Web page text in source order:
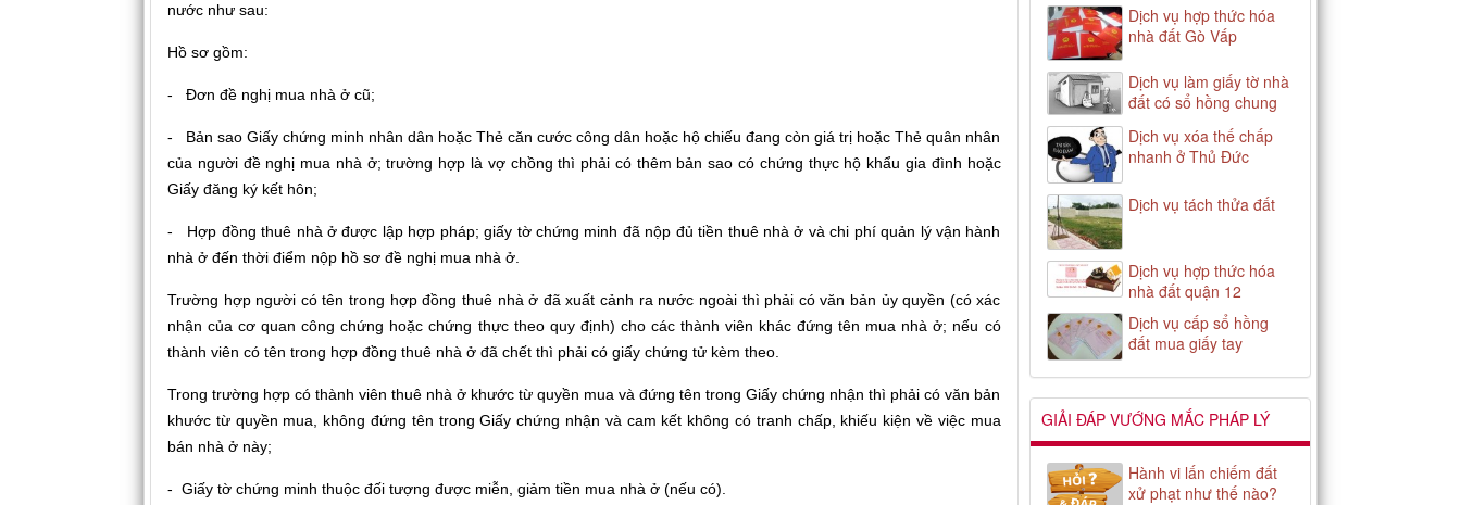
nước như sau:
Hồ sơ gồm:
- Đơn đề nghị mua nhà ở cũ;
- Bản sao Giấy chứng minh nhân dân hoặc Thẻ căn cước công dân hoặc hộ chiếu đang còn giá trị hoặc Thẻ quân nhân
của người đề nghị mua nhà ở; trường hợp là vợ chồng thì phải có thêm bản sao có chứng thực hộ khẩu gia đình hoặc
Giấy đăng ký kết hôn;
- Hợp đồng thuê nhà ở được lập hợp pháp; giấy tờ chứng minh đã nộp đủ tiền thuê nhà ở và chi phí quản lý vận hành
nhà ở đến thời điểm nộp hồ sơ đề nghị mua nhà ở.
Trường hợp người có tên trong hợp đồng thuê nhà ở đã xuất cảnh ra nước ngoài thì phải có văn bản ủy quyền (có xác
nhận của cơ quan công chứng hoặc chứng thực theo quy định) cho các thành viên khác đứng tên mua nhà ở; nếu có
thành viên có tên trong hợp đồng thuê nhà ở đã chết thì phải có giấy chứng tử kèm theo.
Trong trường hợp có thành viên thuê nhà ở khước từ quyền mua và đứng tên trong Giấy chứng nhận thì phải có văn bản
khước từ quyền mua, không đứng tên trong Giấy chứng nhận và cam kết không có tranh chấp, khiếu kiện về việc mua
bán nhà ở này;
- Giấy tờ chứng minh thuộc đối tượng được miễn, giảm tiền mua nhà ở (nếu có).
Dịch vụ hợp thức hóa
nhà đất Gò Vấp
Dịch vụ làm giấy tờ nhà
đất có sổ hồng chung
Dịch vụ xóa thế chấp
nhanh ở Thủ Đức
Dịch vụ tách thửa đất
Dịch vụ hợp thức hóa
nhà đất quận 12
Dịch vụ cấp sổ hồng
đất mua giấy tay
GIẢI ĐÁP VƯỚNG MẮC PHÁP LÝ
Hành vi lấn chiếm đất
xử phạt như thế nào?